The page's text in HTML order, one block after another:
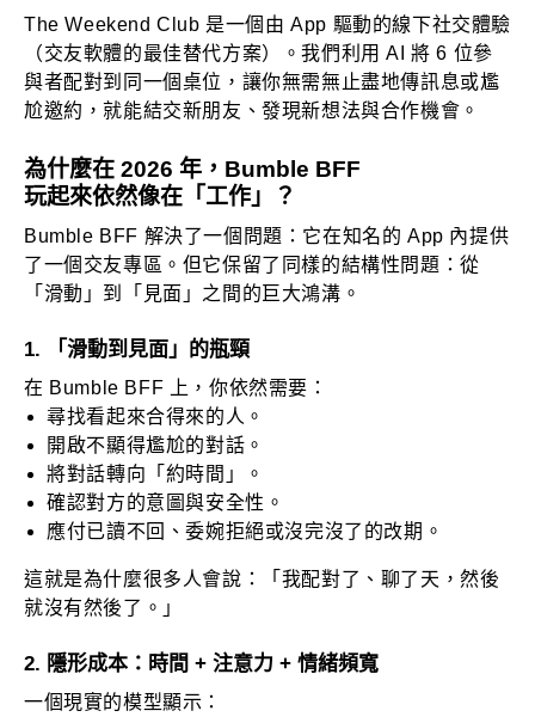
The Weekend Club 是一個由 App 驅動的線下社交體驗
（交友軟體的最佳替代方案）。我們利用 AI 將 6 位參
與者配對到同一個桌位，讓你無需無止盡地傳訊息或尷
尬邀約，就能結交新朋友、發現新想法與合作機會。
為什麼在 2026 年，Bumble BFF
玩起來依然像在「工作」？
Bumble BFF 解決了一個問題：它在知名的 App 內提供
了一個交友專區。但它保留了同樣的結構性問題：從
「滑動」到「見面」之間的巨大鴻溝。
1. 「滑動到見面」的瓶頸
在 Bumble BFF 上，你依然需要：
尋找看起來合得來的人。
開啟不顯得尷尬的對話。
將對話轉向「約時間」。
確認對方的意圖與安全性。
應付已讀不回、委婉拒絕或沒完沒了的改期。
這就是為什麼很多人會說：「我配對了、聊了天，然後
就沒有然後了。」
2. 隱形成本：時間 + 注意力 + 情緒頻寬
一個現實的模型顯示：